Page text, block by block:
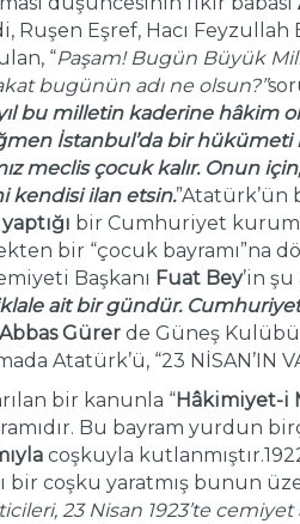
Ruşen Eşref, Hacı
“Paşam! Bugün Büyük
bugünün adı ne olsun?”
bu milletin kaderine hâkim
İstanbul’da bir
meclis çocuk kalır. Onun
kendisi ilan etsin.”Atatürk’ün
bir Cumhuriyet
bir “çocuk bayramı”na
Başkanı Fuat Bey’in şu
ait bir gündür.
Gürer de Güneş Kulübü
Atatürk’ü, “23 NİSAN’IN
bir kanunla “Hâkimiyet-i
Bu bayram yurdun
coşkuyla
bir coşku yaratmış bunun
23 Nisan 1923’te cemiyet